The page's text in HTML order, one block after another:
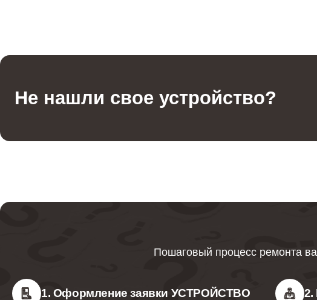
Не нашли свое устройство?
Пошаговый процесс ремонта
1. Оформление заявки УСТРОЙСТВО 2.